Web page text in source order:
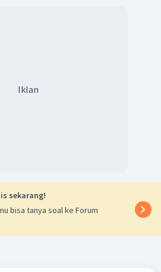
Iklan
sekarang!
bisa tanya soal ke Forum